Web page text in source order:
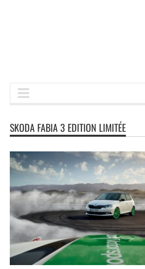
SKODA FABIA 3 EDITION LIMITÉE